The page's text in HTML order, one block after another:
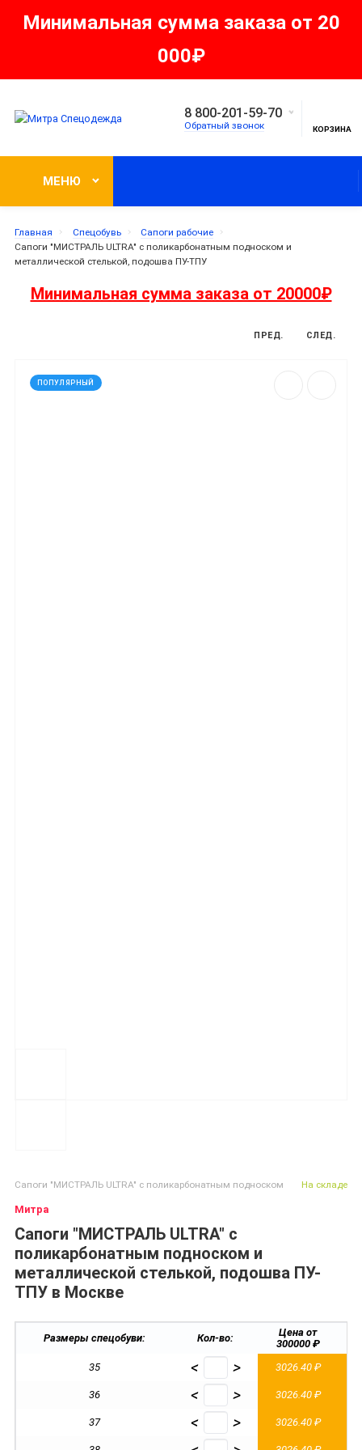
Минимальная сумма заказа от 20
000₽
8 800-201-59-70
Обратный звонок КОРЗИНА
МЕНЮ
Главная Спецобувь
Сапоги рабочие
Сапоги "МИСТРАЛЬ ULTRA" с поликарбонатным подноском и
металлической стелькой, подошва ПУ-ТПУ
Минимальная сумма заказа от 20000₽
ПРЕД. СЛЕД.
ПОПУЛЯРНЫЙ
Сапоги "МИСТРАЛЬ ULTRA" с поликарбонатным подноском
Митра
Сапоги "МИСТРАЛЬ ULTRA" с
поликарбонатным подноском и
металлической стелькой, подошва ПУ-
ТПУ в Москве
На складе
Размеры спецобуви: Кол-во:
Цена от
300000 ₽
35
< > 3026.40 ₽
36 < > 3026.40 ₽
37 < > 3026.40 ₽